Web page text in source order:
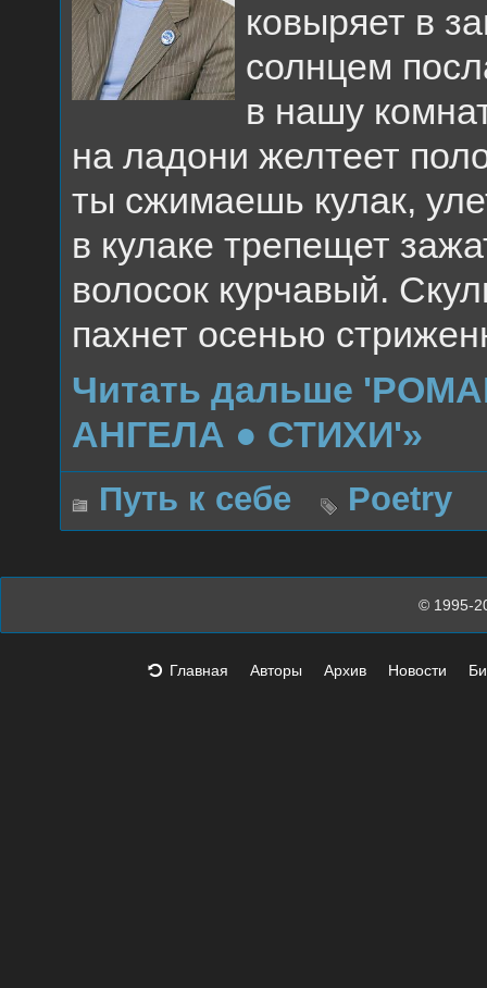
ковыряет в
солнцем
в нашу
на ладони желтеет
ты сжимаешь кулак,
в кулаке трепещет
волосок курчавый.
пахнет осенью
Читать дальше
АНГЕЛА ● СТИХИ'»
Путь к себе Poetry
© 1995-
Главная Авторы Архив Новости